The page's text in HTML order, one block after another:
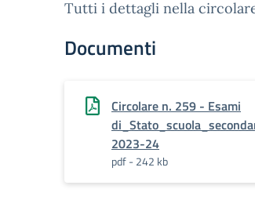
Tutti i dettagli nella
Documenti
Circolare n. 259 - Esami
2023-24
pdf - 242 kb